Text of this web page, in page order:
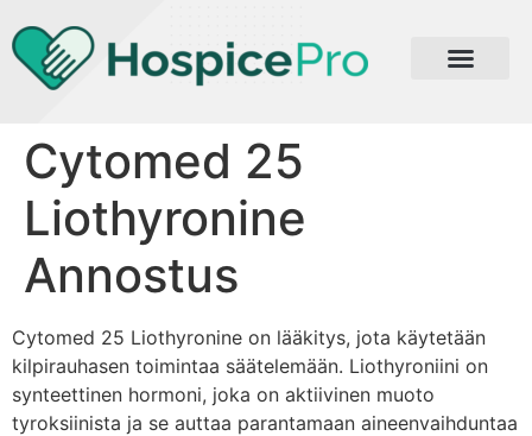
Cytomed 25
Liothyronine
Annostus
Cytomed 25 Liothyronine on lääkitys, jota käytetään
kilpirauhasen toimintaa säätelemään. Liothyroniini on
synteettinen hormoni, joka on aktiivinen muoto
tyroksiinista ja se auttaa parantamaan aineenvaihduntaa